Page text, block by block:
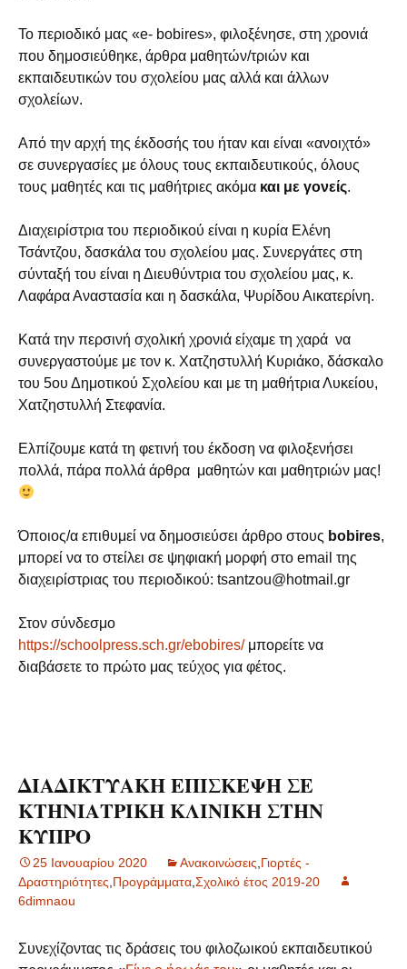
Το περιοδικό μας «e- bobires», φιλοξένησε, στη χρονιά
που δημοσιεύθηκε, άρθρα μαθητών/τριών και
εκπαιδευτικών του σχολείου μας αλλά και άλλων
σχολείων.
Από την αρχή της έκδοσής του ήταν και είναι «ανοιχτό»
σε συνεργασίες με όλους τους εκπαιδευτικούς, όλους
τους μαθητές και τις μαθήτριες ακόμα και με γονείς.
Διαχειρίστρια του περιοδικού είναι η κυρία Ελένη
Τσάντζου, δασκάλα του σχολείου μας. Συνεργάτες στη
σύνταξή του είναι η Διευθύντρια του σχολείου μας, κ.
Λαφάρα Αναστασία και η δασκάλα, Ψυρίδου Αικατερίνη.
Κατά την περσινή σχολική χρονιά είχαμε τη χαρά να
συνεργαστούμε με τον κ. Χατζηστυλλή Κυριάκο, δάσκαλο
του 5ου Δημοτικού Σχολείου και με τη μαθήτρια Λυκείου,
Χατζηστυλλή Στεφανία.
Ελπίζουμε κατά τη φετινή του έκδοση να φιλοξενήσει
πολλά, πάρα πολλά άρθρα μαθητών και μαθητριών μας!
Όποιος/α επιθυμεί να δημοσιεύσει άρθρο στους bobires,
μπορεί να το στείλει σε ψηφιακή μορφή στο email της
διαχειρίστριας του περιοδικού: tsantzou@hotmail.gr
Στον σύνδεσμο
https://schoolpress.sch.gr/ebobires/ μπορείτε να
διαβάσετε το πρώτο μας τεύχος για φέτος.
ΔΙΑΔΙΚΤΥΑΚΗ ΕΠΙΣΚΕΨΗ ΣΕ
ΚΤΗΝΙΑΤΡΙΚΗ ΚΛΙΝΙΚΗ ΣΤΗΝ
ΚΥΠΡΟ
25 Ιανουαρίου 2020 Ανακοινώσεις,Γιορτές -
Δραστηριότητες,Προγράμματα,Σχολικό έτος 2019-20
6dimnaou
Συνεχίζοντας τις δράσεις του φιλοζωικού εκπαιδευτικού